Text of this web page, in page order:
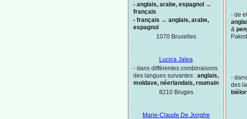
- de
&
-
des
- anglais, arabe, espagnol →
français
- français → anglais, arabe,
espagnol
1070 Bruxelles
Lucica Jalea
- dans différentes combinaisons
des langues suivantes : anglais,
moldave, néerlandais, roumain
8210 Bruges
Marie-Claude De Jonghe